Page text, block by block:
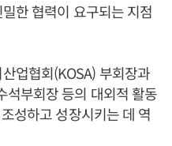
한 협력이 요구되는 지점
업협회(KOSA) 부회장과
석부회장 등의 대외적 활동
성하고 성장시키는 데 역